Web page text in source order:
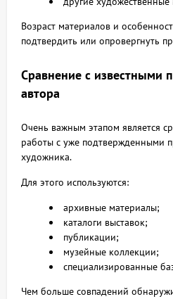
Возраст материалов и
подтвердить или опровергнуть
Сравнение с известными
автора
Очень важным этапом является
работы с уже подтвержденными
художника.
Для этого используются:
архивные материалы;
каталоги выставок;
публикации;
музейные коллекции;
специализированные
Чем больше совпадений